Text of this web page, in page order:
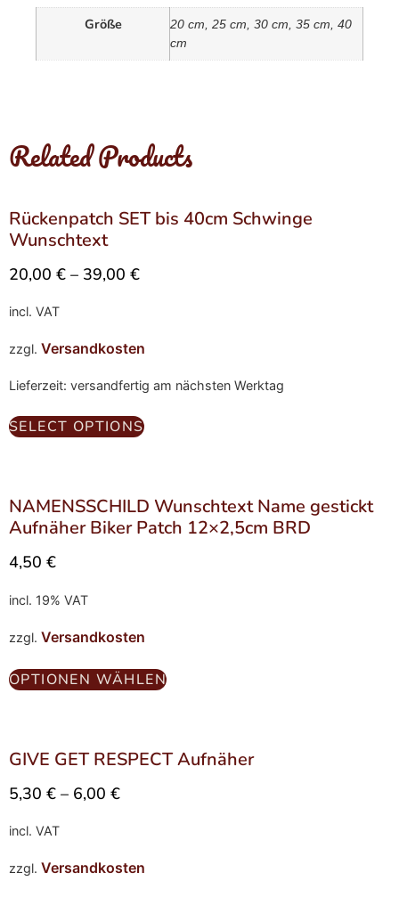
Größe
20 cm, 25 cm, 30 cm, 35 cm, 40
cm
Related Products
Rückenpatch SET bis 40cm Schwinge
Wunschtext
20,00 € – 39,00 €
incl. VAT
zzgl. Versandkosten
Lieferzeit: versandfertig am nächsten Werktag
SELECT OPTIONS
NAMENSSCHILD Wunschtext Name gestickt
Aufnäher Biker Patch 12×2,5cm BRD
4,50 €
incl. 19% VAT
zzgl. Versandkosten
OPTIONEN WÄHLEN
GIVE GET RESPECT Aufnäher
5,30 € – 6,00 €
incl. VAT
zzgl. Versandkosten